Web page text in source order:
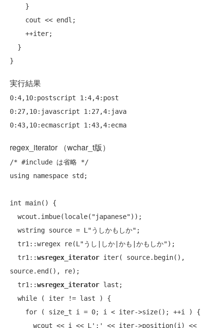
実行結果
0:4,10:postscript 1:4,4:post
0:27,10:javascript 1:27,4:java
regex_iterator （wchar_t版）
/* #include は省略 */
using namespace std;
int main() {
  wcout.imbue(locale(
"japanese"));
  wstring source = L
"うしかもしか" ;
  tr1::wregex re(L
"うし|しか|かも|かもしか");
  tr1::
wsregex_iterator iter( source.begin(),
source.end(), re);
  tr1::
wsregex_iterator last;
while ( iter != last ) {
for ( size_t i = 0; i < iter->size(); ++i ) {